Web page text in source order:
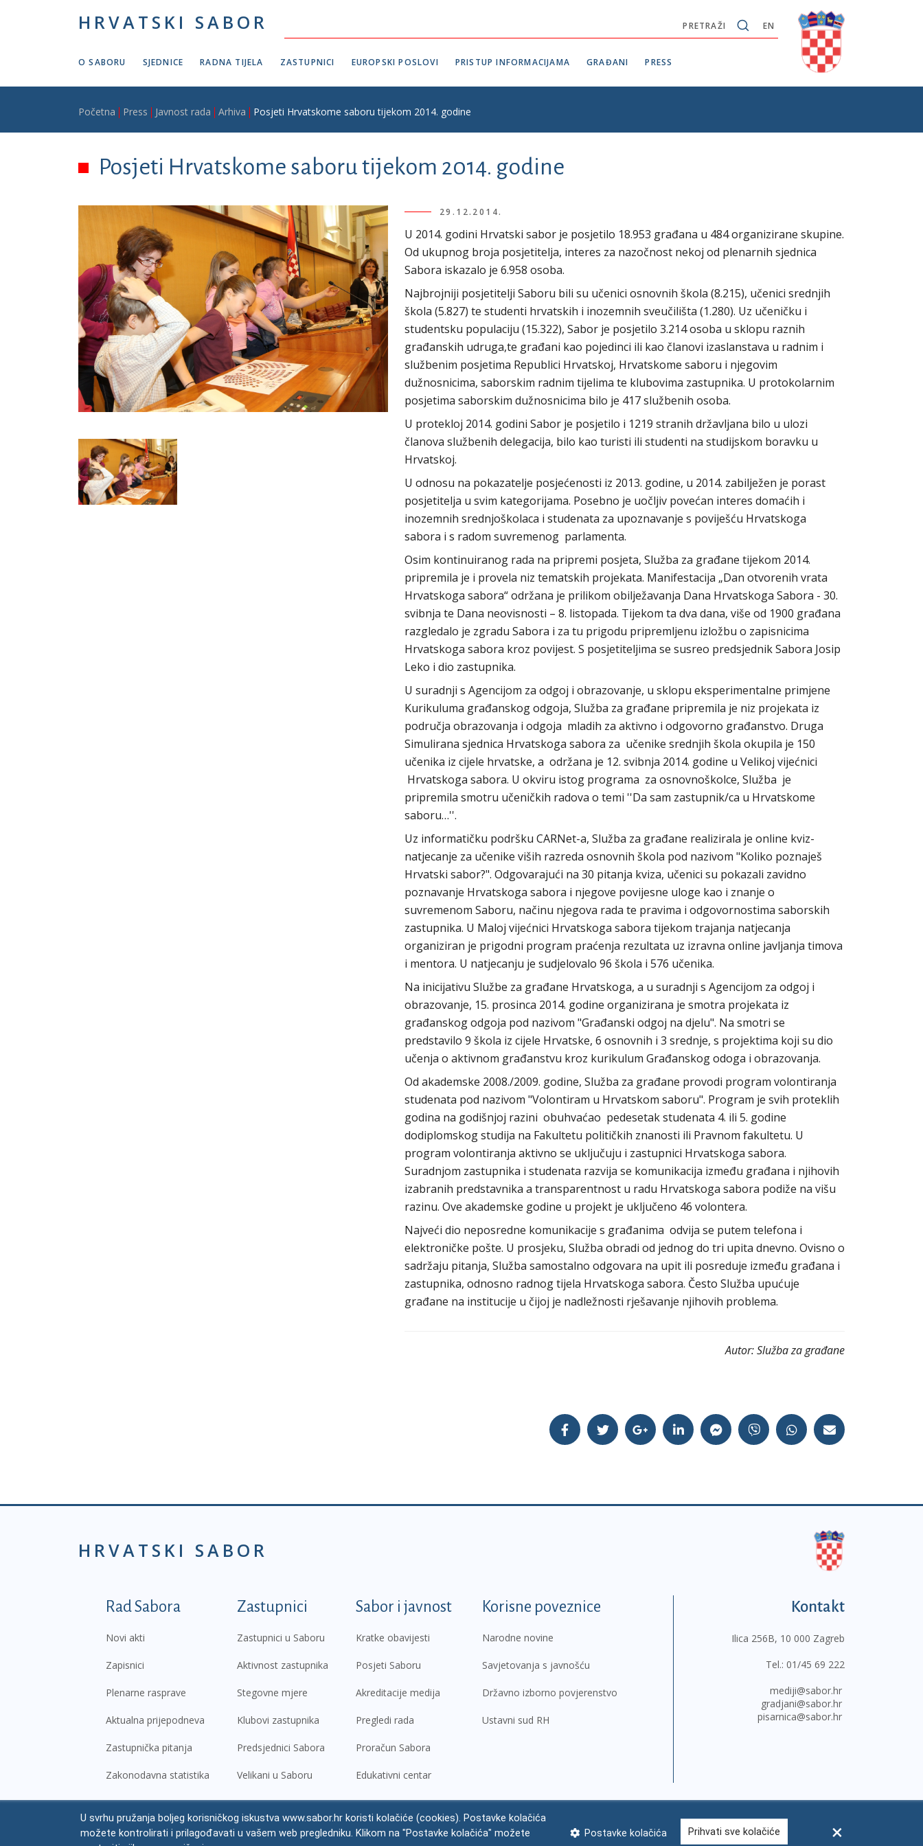
HRVATSKI SABOR EN
PRETRAŽI
O SABORU SJEDNICE RADNA TIJELA ZASTUPNICI EUROPSKI POSLOVI PRISTUP INFORMACIJAMA GRAĐANI PRESS
Breadcrumb
Početna Press Javnost rada Arhiva Posjeti Hrvatskome saboru tijekom 2014. godine
Posjeti Hrvatskome saboru tijekom 2014. godine
29.12.2014.
U 2014. godini Hrvatski sabor je posjetilo 18.953 građana u 484 organizirane skupine.
Od ukupnog broja posjetitelja, interes za nazočnost nekoj od plenarnih sjednica
Sabora iskazalo je 6.958 osoba.
Najbrojniji posjetitelji Saboru bili su učenici osnovnih škola (8.215), učenici srednjih
škola (5.827) te studenti hrvatskih i inozemnih sveučilišta (1.280). Uz učeničku i
studentsku populaciju (15.322), Sabor je posjetilo 3.214 osoba u sklopu raznih
građanskih udruga,te građani kao pojedinci ili kao članovi izaslanstava u radnim i
službenim posjetima Republici Hrvatskoj, Hrvatskome saboru i njegovim
dužnosnicima, saborskim radnim tijelima te klubovima zastupnika. U protokolarnim
posjetima saborskim dužnosnicima bilo je 417 službenih osoba.
U protekloj 2014. godini Sabor je posjetilo i 1219 stranih državljana bilo u ulozi
članova službenih delegacija, bilo kao turisti ili studenti na studijskom boravku u
Hrvatskoj.
U odnosu na pokazatelje posjećenosti iz 2013. godine, u 2014. zabilježen je porast
posjetitelja u svim kategorijama. Posebno je uočljiv povećan interes domaćih i
inozemnih srednjoškolaca i studenata za upoznavanje s poviješću Hrvatskoga
sabora i s radom suvremenog parlamenta.
Osim kontinuiranog rada na pripremi posjeta, Služba za građane tijekom 2014.
pripremila je i provela niz tematskih projekata. Manifestacija „Dan otvorenih vrata
Hrvatskoga sabora“ održana je prilikom obilježavanja Dana Hrvatskoga Sabora - 30.
svibnja te Dana neovisnosti – 8. listopada. Tijekom ta dva dana, više od 1900 građana
razgledalo je zgradu Sabora i za tu prigodu pripremljenu izložbu o zapisnicima
Hrvatskoga sabora kroz povijest. S posjetiteljima se susreo predsjednik Sabora Josip
Leko i dio zastupnika.
U suradnji s Agencijom za odgoj i obrazovanje, u sklopu eksperimentalne primjene
Kurikuluma građanskog odgoja, Služba za građane pripremila je niz projekata iz
područja obrazovanja i odgoja mladih za aktivno i odgovorno građanstvo. Druga
Simulirana sjednica Hrvatskoga sabora za učenike srednjih škola okupila je 150
učenika iz cijele hrvatske, a održana je 12. svibnja 2014. godine u Velikoj vijećnici
Hrvatskoga sabora. U okviru istog programa za osnovnoškolce, Služba je
pripremila smotru učeničkih radova o temi ''Da sam zastupnik/ca u Hrvatskome
saboru…''.
Uz informatičku podršku CARNet-a, Služba za građane realizirala je online kviz-
natjecanje za učenike viših razreda osnovnih škola pod nazivom "Koliko poznaješ
Hrvatski sabor?". Odgovarajući na 30 pitanja kviza, učenici su pokazali zavidno
poznavanje Hrvatskoga sabora i njegove povijesne uloge kao i znanje o
suvremenom Saboru, načinu njegova rada te pravima i odgovornostima saborskih
zastupnika. U Maloj vijećnici Hrvatskoga sabora tijekom trajanja natjecanja
organiziran je prigodni program praćenja rezultata uz izravna online javljanja timova
i mentora. U natjecanju je sudjelovalo 96 škola i 576 učenika.
Na inicijativu Službe za građane Hrvatskoga, a u suradnji s Agencijom za odgoj i
obrazovanje, 15. prosinca 2014. godine organizirana je smotra projekata iz
građanskog odgoja pod nazivom "Građanski odgoj na djelu". Na smotri se
predstavilo 9 škola iz cijele Hrvatske, 6 osnovnih i 3 srednje, s projektima koji su dio
učenja o aktivnom građanstvu kroz kurikulum Građanskog odoga i obrazovanja.
Od akademske 2008./2009. godine, Služba za građane provodi program volontiranja
studenata pod nazivom "Volontiram u Hrvatskom saboru". Program je svih proteklih
godina na godišnjoj razini obuhvaćao pedesetak studenata 4. ili 5. godine
dodiplomskog studija na Fakultetu političkih znanosti ili Pravnom fakultetu. U
program volontiranja aktivno se uključuju i zastupnici Hrvatskoga sabora.
Suradnjom zastupnika i studenata razvija se komunikacija između građana i njihovih
izabranih predstavnika a transparentnost u radu Hrvatskoga sabora podiže na višu
razinu. Ove akademske godine u projekt je uključeno 46 volontera.
Najveći dio neposredne komunikacije s građanima odvija se putem telefona i
elektroničke pošte. U prosjeku, Služba obradi od jednog do tri upita dnevno. Ovisno o
sadržaju pitanja, Služba samostalno odgovara na upit ili posreduje između građana i
zastupnika, odnosno radnog tijela Hrvatskoga sabora. Često Služba upućuje
građane na institucije u čijoj je nadležnosti rješavanje njihovih problema.
Autor:Služba za građane
HRVATSKI SABOR
Podnožje prvi izbornik
Rad Sabora
Novi akti
Zapisnici
Plenarne rasprave
Aktualna prijepodneva
Zastupnička pitanja
Zakonodavna statistika
Zastupnici
Zastupnici u Saboru
Aktivnost zastupnika
Stegovne mjere
Klubovi zastupnika
Predsjednici Sabora
Velikani u Saboru
Sabor i javnost
Kratke obavijesti
Posjeti Saboru
Akreditacije medija
Pregledi rada
Proračun Sabora
Edukativni centar
Korisne poveznice
Narodne novine
Savjetovanja s javnošću
Državno izborno povjerenstvo
Ustavni sud RH
Kontakt
Ilica 256B, 10 000 Zagreb
Tel.: 01/45 69 222
mediji@sabor.hr
gradjani@sabor.hr
pisarnica@sabor.hr
© Hrvatski sabor, 2026 Pravne napomene Izjava o pristupačnosti Zaštita osobnih podataka Impressum Česta pitanja Kontakti Mapa weba
U svrhu pružanja boljeg korisničkog iskustva www.sabor.hr koristi kolačiće (cookies). Postavke kolačića
možete kontrolirati i prilagođavati u vašem web pregledniku. Klikom na "Postavke kolačića" možete
Postavke kolačića Prihvati sve kolačiće